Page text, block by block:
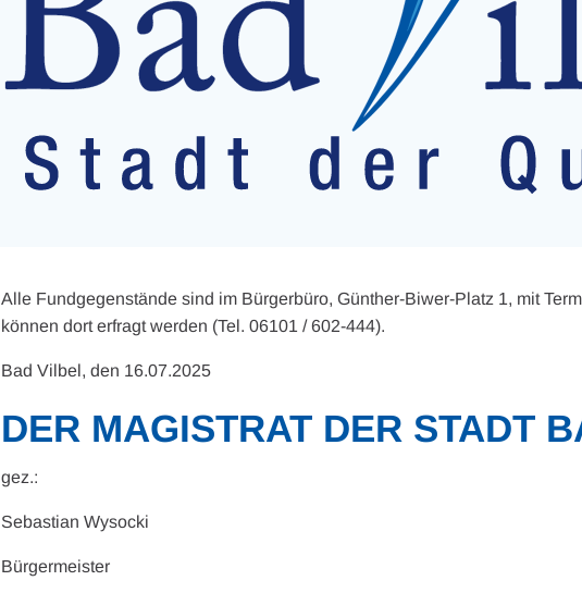
Alle Fundgegenstände sind im Bürgerbüro, Günther-Biwer-Platz 1, mit
können dort erfragt werden (Tel. 06101 / 602-444).
Bad Vilbel, den 16.07.2025
DER MAGISTRAT DER STADT
gez.:
Sebastian Wysocki
Bürgermeister